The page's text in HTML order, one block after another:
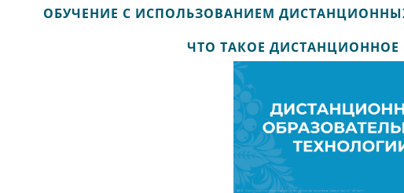
ОБУЧЕНИЕ С ИСПОЛЬЗОВАНИЕМ
ЧТО ТАКОЕ ДИСТАНЦИОННОЕ